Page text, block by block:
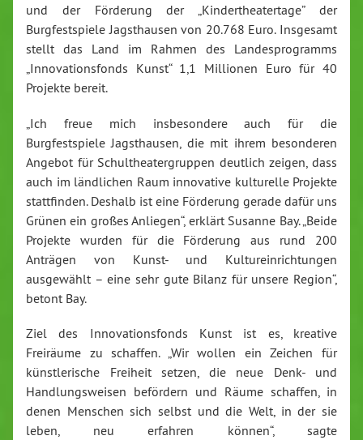
und der Förderung der „Kindertheatertage” der
Burgfestspiele Jagsthausen von 20.768 Euro. Insgesamt
stellt das Land im Rahmen des Landesprogramms
„Innovationsfonds Kunst“ 1,1 Millionen Euro für 40
Projekte bereit.
„Ich freue mich insbesondere auch für die
Burgfestspiele Jagsthausen, die mit ihrem besonderen
Angebot für Schultheatergruppen deutlich zeigen, dass
auch im ländlichen Raum innovative kulturelle Projekte
stattfinden. Deshalb ist eine Förderung gerade dafür uns
Grünen ein großes Anliegen“, erklärt Susanne Bay. „Beide
Projekte wurden für die Förderung aus rund 200
Anträgen von Kunst- und Kultureinrichtungen
ausgewählt – eine sehr gute Bilanz für unsere Region“,
betont Bay.
Ziel des Innovationsfonds Kunst ist es, kreative
Freiräume zu schaffen. „Wir wollen ein Zeichen für
künstlerische Freiheit setzen, die neue Denk- und
Handlungsweisen befördern und Räume schaffen, in
denen Menschen sich selbst und die Welt, in der sie
leben, neu erfahren können“, sagte